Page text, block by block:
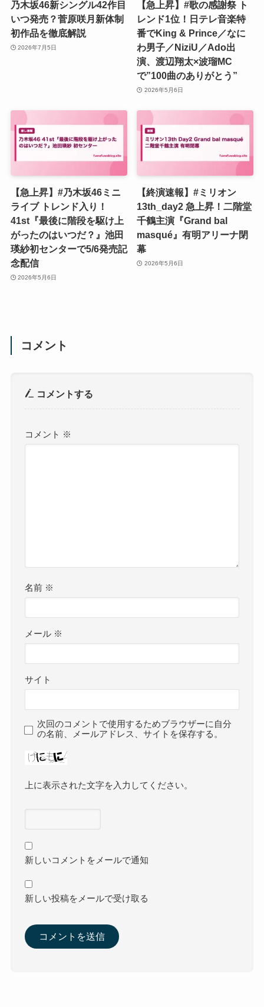
乃木坂46新シングル42作目
いつ発売？菅原咲月新体制
初作品を徹底解説
2026年7月5日
【急上昇】#歌の感謝祭 ト
レンド1位！日テレ音楽特
番でKing & Prince／なに
わ男子／NiziU／Ado出
演、渡辺翔太×波瑠MC
で”100曲のありがとう”
2026年5月6日
【急上昇】#乃木坂46ミニ
ライブ トレンド入り！
41st『最後に階段を駆け上
がったのはいつだ？』池田
瑛紗初センターで5/6発売記
念配信
2026年5月6日
【終演速報】#ミリオン
13th_day2 急上昇！二階堂
千鶴主演『Grand bal
masqué』有明アリーナ閉
幕
2026年5月6日
コメント
コメントする
コメント ※
名前 ※
メール ※
サイト
次回のコメントで使用するためブラウザーに自分
の名前、メールアドレス、サイトを保存する。
上に表示された文字を入力してください。
新しいコメントをメールで通知
新しい投稿をメールで受け取る